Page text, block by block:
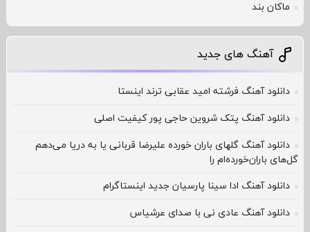
ماکان بند
آهنگ های جدید
دانلود آهنگ فرشته امید عقابی ترند اینستا
دانلود آهنگ پتک شروین حاجی پور کیفیت اصلی
دانلود آهنگ گلهای باران خورده علیرضا قربانی یا به دریا می‌دهم
گل‌های باران‌خورده‌ام را
دانلود آهنگ ادا سینا پارسیان جدید اینستاگرام
دانلود آهنگ عادی نی با صدای عرشیاس